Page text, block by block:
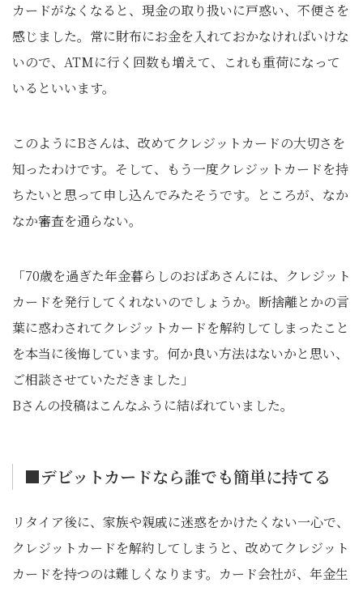
カードがなくなると、現金の取り扱いに戸惑い、不便さを
感じました。常に財布にお金を入れておかなければいけな
いので、ATMに行く回数も増えて、これも重荷になって
いるといいます。
このようにBさんは、改めてクレジットカードの大切さを
知ったわけです。そして、もう一度クレジットカードを持
ちたいと思って申し込んでみたそうです。ところが、なか
なか審査を通らない。
「70歳を過ぎた年金暮らしのおばあさんには、クレジット
カードを発行してくれないのでしょうか。断捨離とかの言
葉に惑わされてクレジットカードを解約してしまったこと
を本当に後悔しています。何か良い方法はないかと思い、
ご相談させていただきました」
Bさんの投稿はこんなふうに結ばれていました。
■デビットカードなら誰でも簡単に持てる
リタイア後に、家族や親戚に迷惑をかけたくない一心で、
クレジットカードを解約してしまうと、改めてクレジット
カードを持つのは難しくなります。カード会社が、年金生